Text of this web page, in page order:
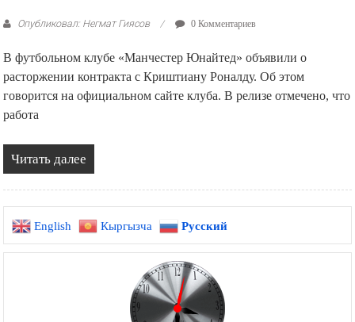
Опубликовал: Негмат Гиясов 0 Комментариев
В футбольном клубе «Манчестер Юнайтед» объявили о
расторжении контракта с Криштиану Роналду. Об этом
говорится на официальном сайте клуба. В релизе отмечено, что
работа
Читать далее
English Кыргызча Русский